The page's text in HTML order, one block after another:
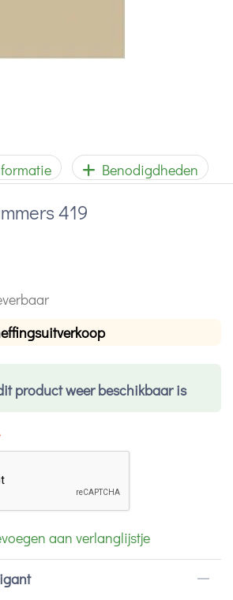
Benodigdheden
419
product weer beschikbaar is
aan verlanglijstje